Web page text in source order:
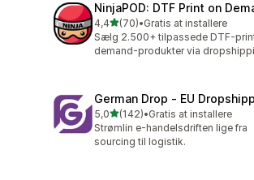
NinjaPOD: DTF Print on
4,4ud af 5 stjerner
(70)
70 anmeldelser i alt
•Gratis at installere
Sælg 2.500+ tilpassede DTF-
demand-produkter via
German Drop ‑ EU
5,0ud af 5 stjerner
(142)
142 anmeldelser i alt
•Gratis at installere
Strømlin e-handelsdriften lige fra
sourcing til logistik.